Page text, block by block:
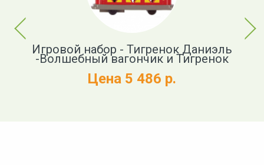
Previous
Игровой набор - Тигренок Даниэль
-Волшебный вагончик и Тигренок
Цена 5 486 р.
Next